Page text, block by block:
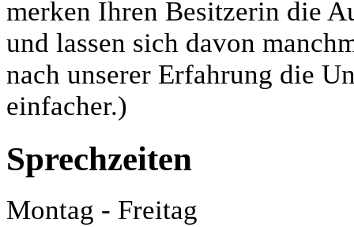
merken Ihren Besitzerin die
und lassen sich davon
nach unserer Erfahrung die
einfacher.)
Sprechzeiten
Montag - Freitag